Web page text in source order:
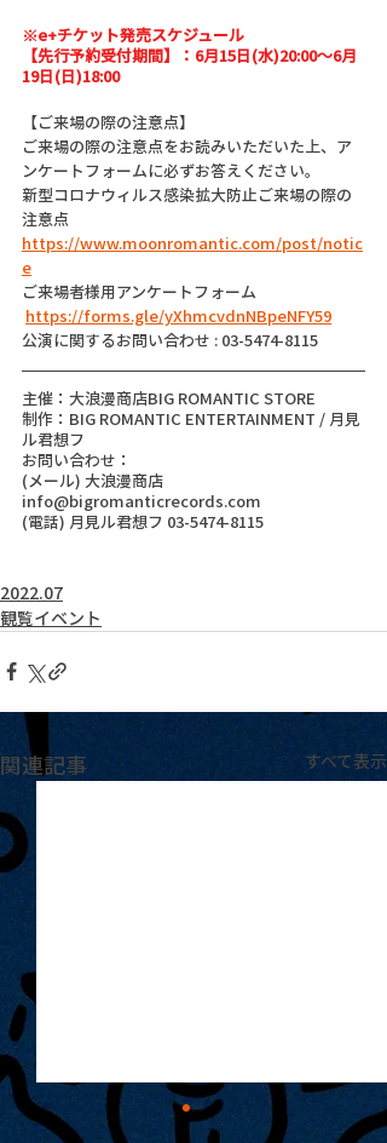
※e+チケット発売スケジュール
【先行予約受付期間】：6月15日(水)20:00～6月
19日(日)18:00
【ご来場の際の注意点】
ご来場の際の注意点をお読みいただいた上、ア
ンケートフォームに必ずお答えください。
新型コロナウィルス感染拡大防止ご来場の際の
注意点
https://www.moonromantic.com/post/notic
e
ご来場者様用アンケートフォーム
https://forms.gle/yXhmcvdnNBpeNFY59
公演に関するお問い合わせ : 03-5474-8115
主催：大浪漫商店BIG ROMANTIC STORE
制作：BIG ROMANTIC ENTERTAINMENT / 月見
ル君想フ
お問い合わせ：
(メール) 大浪漫商店
info@bigromanticrecords.com
(電話) 月見ル君想フ 03-5474-8115
2022.07
観覧イベント
関連記事 すべて表示